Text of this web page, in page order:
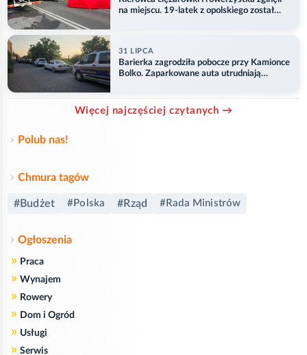
na miejscu. 19-latek z opolskiego został
31 LIPCA
Barierka zagrodziła pobocze przy Kamionce
Bolko. Zaparkowane auta utrudniają
Więcej najczęściej czytanych →
Polub nas!
Chmura tagów
#Budżet #Polska #Rząd #Rada Ministrów
Ogłoszenia
» Praca
» Wynajem
» Rowery
» Dom i Ogród
» Usługi
» Serwis